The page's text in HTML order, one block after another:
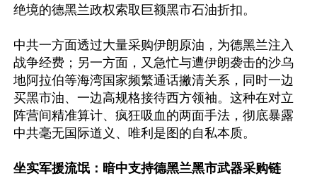
绝境的德黑兰政权索取巨额黑市石油折扣。
中共一方面透过大量采购伊朗原油，为德黑兰注入
战争经费；另一方面，又急忙与遭伊朗袭击的沙乌
地阿拉伯等海湾国家频繁通话撇清关系，同时一边
买黑市油、一边高规格接待西方领袖。这种在对立
阵营间精准算计、疯狂吸血的两面手法，彻底暴露
中共毫无国际道义、唯利是图的自私本质。
坐实军援流氓：暗中支持德黑兰黑市武器采购链